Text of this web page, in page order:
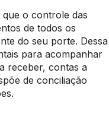
que o controle das
de todos os
do seu porte. Dessa
para acompanhar
receber, contas a
de conciliação